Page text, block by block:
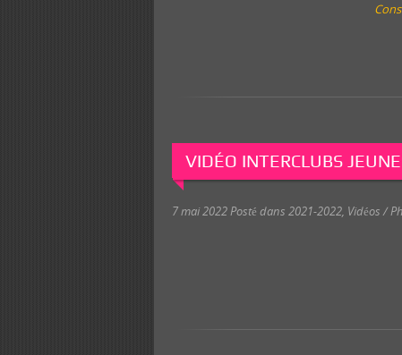
VIDÉO INTERCLUBS
7 mai 2022Posté dans 2021-2022, Vidéos /